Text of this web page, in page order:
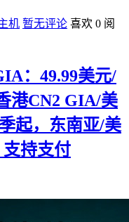
机 暂无评论 喜欢 0 阅
：49.99美元/
港CN2 GIA/美
起，东南亚/美
持支付